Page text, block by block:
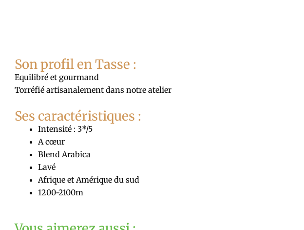
Son profil en Tasse :
Equilibré et gourmand
Torréfié artisanalement dans notre atelier
Ses caractéristiques :
Intensité : 3*/5
A cœur
Blend Arabica
Lavé
Afrique et Amérique du sud
1200-2100m